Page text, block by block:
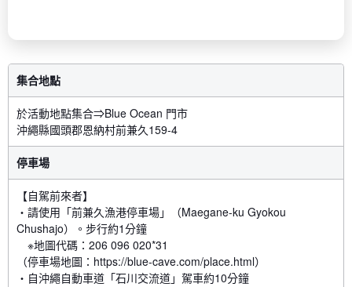
集合地點
於活動地點集合⇒Blue Ocean 門市
沖繩縣國頭郡恩納村前兼久159-4
停車場
【自駕前來者】
・請使用「前兼久漁港停車場」（Maegane-ku Gyokou
Chushajo）。步行約1分鐘
※地圖代碼：206 096 020*31
（停車場地圖：https://blue-cave.com/place.html）
・自沖繩自動車道「石川交流道」駕車約10分鐘